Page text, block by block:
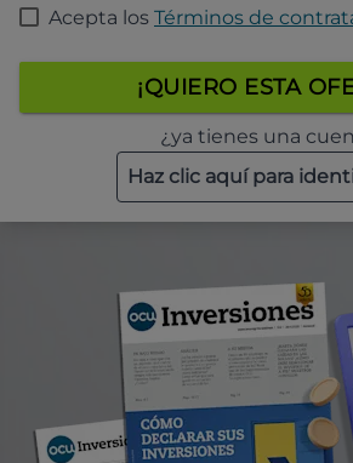
Acepta los Términos de
¡QUIERO ESTA
¿ya tienes una
Haz clic aquí para